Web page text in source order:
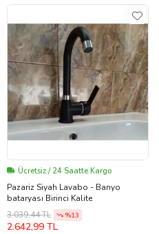
Ücretsiz / 24 Saatte Kargo
Pazariz Siyah Lavabo - Banyo
bataryası Birinci Kalite
3.039,44 TL
%13
2.642,99 TL